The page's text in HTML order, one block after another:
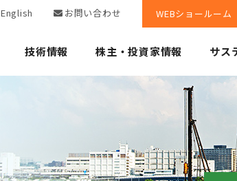
English お問い合わせ WEBショールーム
技術情報 株主・投資家情報 サス